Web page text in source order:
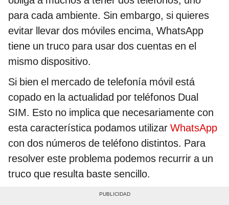
para cada ambiente. Sin embargo, si quieres
evitar llevar dos móviles encima, WhatsApp
tiene un truco para usar dos cuentas en el
mismo dispositivo.
Si bien el mercado de telefonía móvil está
copado en la actualidad por teléfonos Dual
SIM. Esto no implica que necesariamente con
esta característica podamos utilizar WhatsApp
con dos números de teléfono distintos. Para
resolver este problema podemos recurrir a un
truco que resulta baste sencillo.